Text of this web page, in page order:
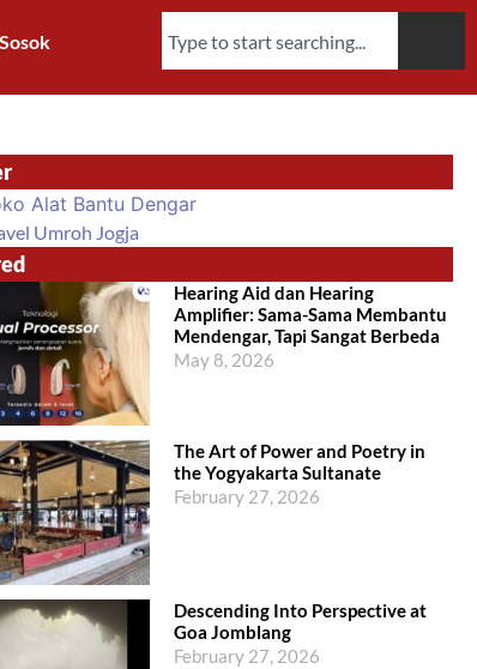
Sosok
Alat Bantu Dengar
Umroh Jogja
Hearing Aid dan Hearing
Amplifier: Sama-Sama Membantu
Mendengar, Tapi Sangat Berbeda
May 8, 2026
The Art of Power and Poetry in
the Yogyakarta Sultanate
February 27, 2026
Descending Into Perspective at
Goa Jomblang
February 27, 2026